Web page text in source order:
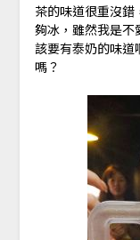
茶的味道很重沒
夠冰，雖然我是不
該要有泰奶的味道
嗎？